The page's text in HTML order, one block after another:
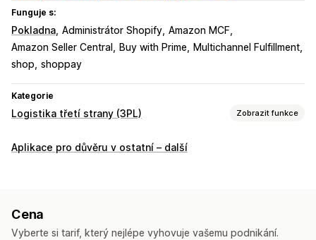
Funguje s:
Pokladna Administrátor Shopify Amazon MCF
Amazon Seller Central
Buy with Prime
Multichannel Fulfillment
shop shoppay
Kategorie
Logistika třetí strany (3PL) Zobrazit funkce
Řízení objednávek
Správa skladových zásob
Automatická synchronizace
Více skladů Mapování SKU
Aplikace pro důvěru v ostatní – další
Cena
Vyberte si tarif, který nejlépe vyhovuje vašemu podnikání.